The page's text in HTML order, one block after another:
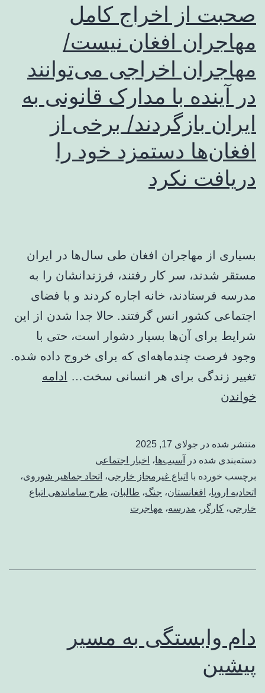
زیباجویان
فریب
عناوین
فریبنده
را
نخورند
صحبت از اخراج کامل
مهاجران افغان نیست/
مهاجران اخراجی می‌توانند
در آینده با مدارک قانونی به
ایران بازگردند/ برخی از
افغان‌ها دستمزد خود را
دریافت نکرد
بسیاری از مهاجران افغان طی سال‌ها در ایران
مستقر شدند، سر کار رفتند، فرزندانشان را به
مدرسه فرستادند، خانه اجاره کردند و با فضای
اجتماعی کشور انس گرفتند. حالا جدا شدن از این
شرایط برای آن‌ها بسیار دشوار است، حتی با
وجود فرصت چندماهه‌ای که برای خروج داده شده.
تغییر زندگی برای هر انسانی سخت… ادامه
خواندن
کامل
مهاجران
افغان
نیست/
با
قانونی
منتشر شده در جولای 17, 2025
دسته‌بندی شده در
آسیب‌ها، اخبار اجتماعی
برچسب خورده با اتباع غیرمجاز خارجی، اتحاد جماهیر شوروی،
اتحادیه اروپا، افغانستان، جنگ، طالبان، طرح ساماندهی اتباع
خارجی، کارگر ، مدرسه، مهاجرت
دام وابستگی به مسیر
پیشین